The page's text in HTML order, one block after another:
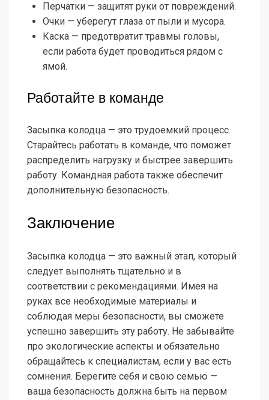
Перчатки — защитят руки от повреждений.
Очки — уберегут глаза от пыли и мусора.
Каска — предотвратит травмы головы,
если работа будет проводиться рядом с
ямой.
Работайте в команде
Засыпка колодца — это трудоемкий процесс.
Старайтесь работать в команде, что поможет
распределить нагрузку и быстрее завершить
работу. Командная работа также обеспечит
дополнительную безопасность.
Заключение
Засыпка колодца — это важный этап, который
следует выполнять тщательно и в
соответствии с рекомендациями. Имея на
руках все необходимые материалы и
соблюдая меры безопасности, вы сможете
успешно завершить эту работу. Не забывайте
про экологические аспекты и обязательно
обращайтесь к специалистам, если у вас есть
сомнения. Берегите себя и свою семью —
ваша безопасность должна быть на первом